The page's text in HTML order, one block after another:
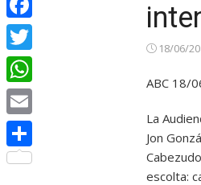
18/06/
ABC 18/
La
Jon
escolta:
Facebook
Twitter
WhatsApp
Email
Compartir